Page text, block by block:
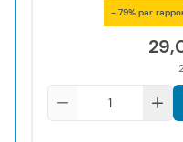
- 79% par